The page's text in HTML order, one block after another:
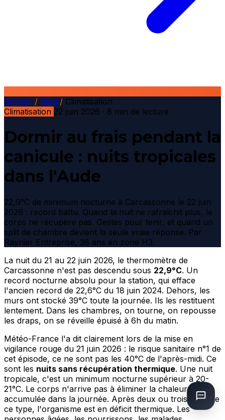
Accueil / Blog / Climatisation
Climatisation 22 juin 2026 · 8 min de lecture
Dormir au frais pendant la
canicule : nuits tropicales
dans l'Aude
22,9°C de minimum nocturne à Carcassonne le 22 juin
2026 : record battu. Quand la nuit ne rafraîchit plus, le
corps ne récupère pas. Gestes pour tenir, et quand un
split de chambre devient la seule vraie réponse. Par
Raynier Entreprise, 38 ans en zone H3.
La nuit du 21 au 22 juin 2026, le thermomètre de
Carcassonne n'est pas descendu sous 22,9°C. Un
record nocturne absolu pour la station, qui efface
l'ancien record de 22,6°C du 18 juin 2024. Dehors, les
murs ont stocké 39°C toute la journée. Ils les restituent
lentement. Dans les chambres, on tourne, on repousse
les draps, on se réveille épuisé à 6h du matin.
Météo-France l'a dit clairement lors de la mise en
vigilance rouge du 21 juin 2026 : le risque sanitaire n°1 de
cet épisode, ce ne sont pas les 40°C de l'après-midi. Ce
sont les nuits sans récupération thermique. Une nuit
tropicale, c'est un minimum nocturne supérieur à 20-
21°C. Le corps n'arrive pas à éliminer la chaleur
accumulée dans la journée. Après deux ou trois nuits de
ce type, l'organisme est en déficit thermique. Les